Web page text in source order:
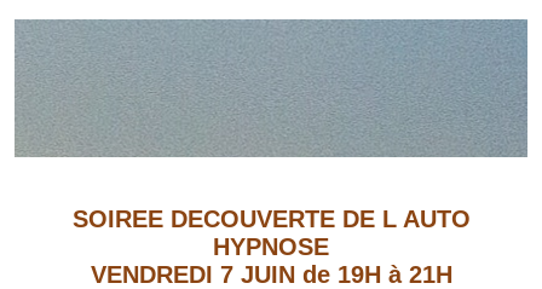
SOIREE DECOUVERTE DE L AUTO
HYPNOSE
VENDREDI 7 JUIN de 19H à 21H